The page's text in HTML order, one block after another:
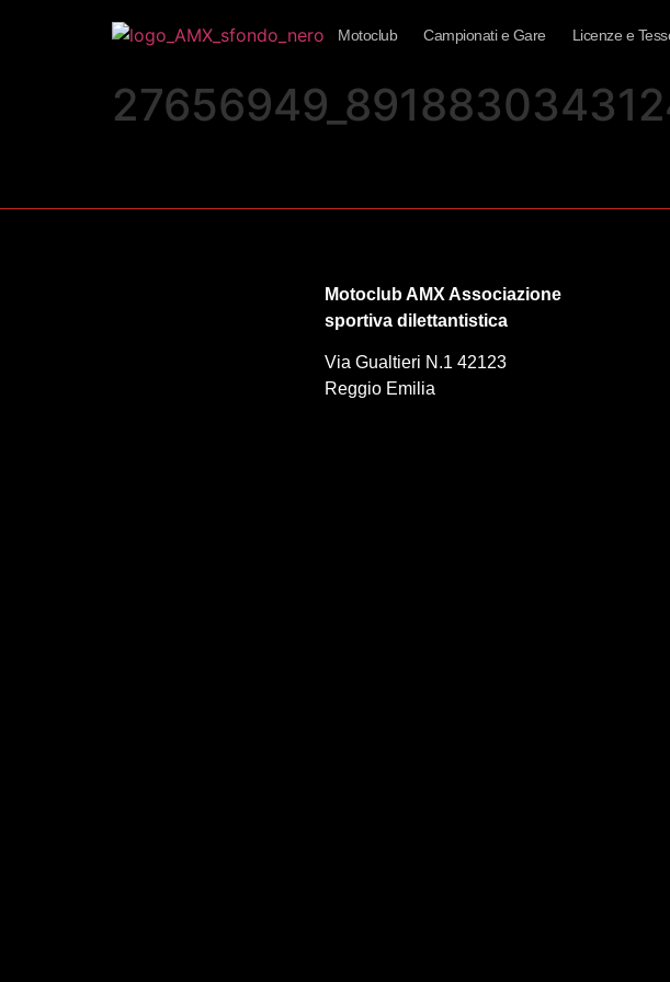
Motoclub Campionati e Gare Licenze e
Motoclub AMX Associazione
sportiva dilettantistica
Via Gualtieri N.1 42123
Reggio Emilia